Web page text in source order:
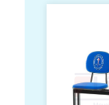
Linha Wood Prime